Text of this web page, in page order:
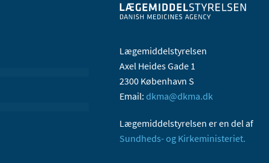
Lægemiddelstyrelsen
Axel Heides Gade 1
2300 København S
Email: dkma@dkma.dk
Lægemiddelstyrelsen er en del af
Sundheds- og Kirkeministeriet.